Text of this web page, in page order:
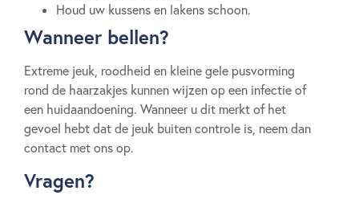
Houd uw kussens en lakens schoon.
Wanneer bellen?
Extreme jeuk, roodheid en kleine gele pusvorming
rond de haarzakjes kunnen wijzen op een infectie of
een huidaandoening. Wanneer u dit merkt of het
gevoel hebt dat de jeuk buiten controle is, neem dan
contact met ons op.
Vragen?